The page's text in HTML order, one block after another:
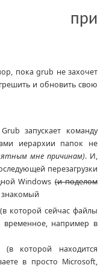
при
пока grub не захочет
и обновить свою
запускает команду
иерархии папок не
мне причинам). И,
перезагрузки
Windows(и поделом
знакомый
которой сейчас файлы
временное, например в
которой находится
в просто Microsoft,